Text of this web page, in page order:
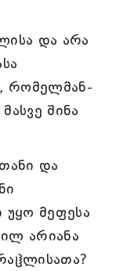
და არა
რომელმან-
შინა
და
უყო მეფესა
არიანა